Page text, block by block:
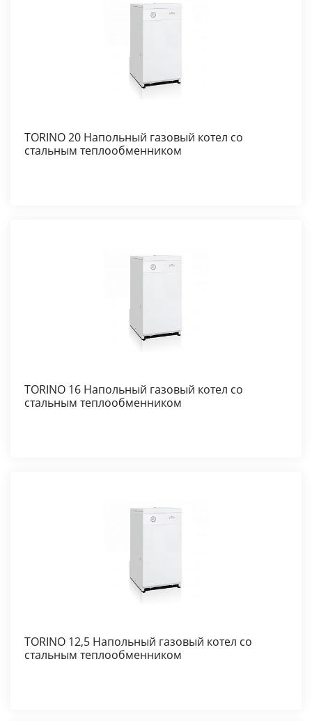
TORINO 20 Напольный газовый котел со
стальным теплообменником
TORINO 16 Напольный газовый котел со
стальным теплообменником
TORINO 12,5 Напольный газовый котел со
стальным теплообменником